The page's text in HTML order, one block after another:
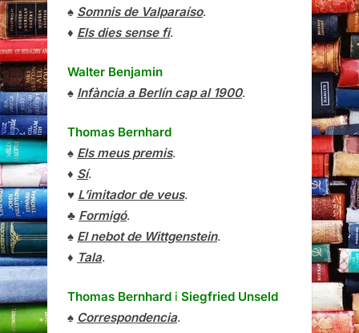
♠ Somnis de Valparaíso.
♦ Els dies sense fi.
Walter Benjamin
♠ Infància a Berlín cap al 1900.
Thomas Bernhard
♠ Els meus premis.
♦ Sí.
♥ L’imitador de veus.
♣ Formigó.
♠ El nebot de Wittgenstein.
♦ Tala.
Thomas Bernhard i Siegfried Unseld
♠ Correspondencia.